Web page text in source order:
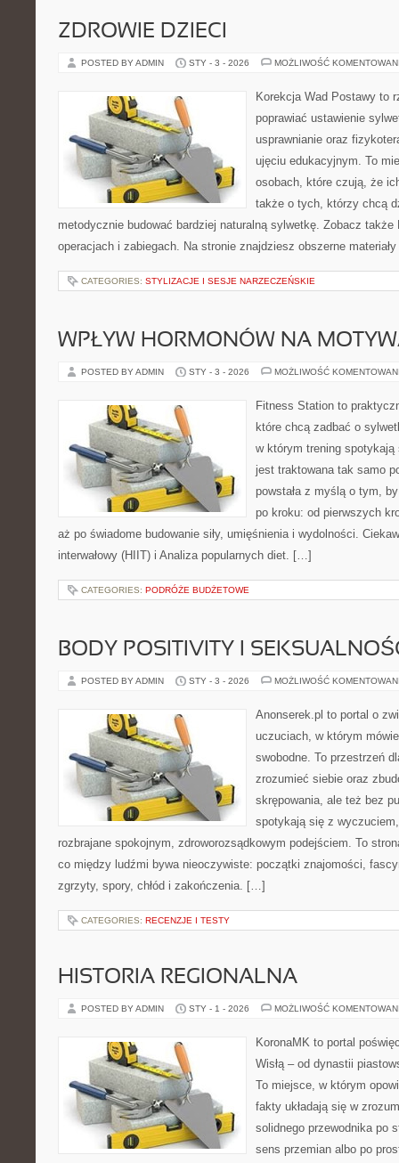
ZDROWIE DZIECI
POSTED BY ADMIN STY - 3 - 2026 MOŻLIWOŚĆ
Korekcja Wad Postawy to
poprawiać ustawienie
usprawnianie oraz
ujęciu edukacyjnym. To
osobach, które czują, że
także o tych, którzy chcą
metodycznie budować bardziej naturalną sylwetkę. Zobacz także
operacjach i zabiegach. Na stronie znajdziesz obszerne
CATEGORIES: STYLIZACJE I SESJE NARZECZEŃSKIE
WPŁYW HORMONÓW NA
POSTED BY ADMIN STY - 3 - 2026 MOŻLIWOŚĆ
Fitness Station to
które chcą zadbać o
w którym trening
jest traktowana tak samo
powstała z myślą o tym,
po kroku: od pierwszych
aż po świadome budowanie siły, umięśnienia i wydolności.
interwałowy (HIIT) i Analiza popularnych diet. […]
CATEGORIES: PODRÓŻE BUDŻETOWE
BODY POSITIVITY I
POSTED BY ADMIN STY - 3 - 2026 MOŻLIWOŚĆ
Anonserek.pl to portal o
uczuciach, w którym
swobodne. To przestrzeń
zrozumieć siebie oraz
skrępowania, ale też bez
spotykają się z
rozbrajane spokojnym, zdroworozsądkowym podejściem. To
co między ludźmi bywa nieoczywiste: początki znajomości,
zgrzyty, spory, chłód i zakończenia. […]
CATEGORIES: RECENZJE I TESTY
HISTORIA REGIONALNA
POSTED BY ADMIN STY - 1 - 2026 MOŻLIWOŚĆ
KoronaMK to portal
Wisłą – od dynastii
To miejsce, w którym
fakty układają się w
solidnego przewodnika po
sens przemian albo po